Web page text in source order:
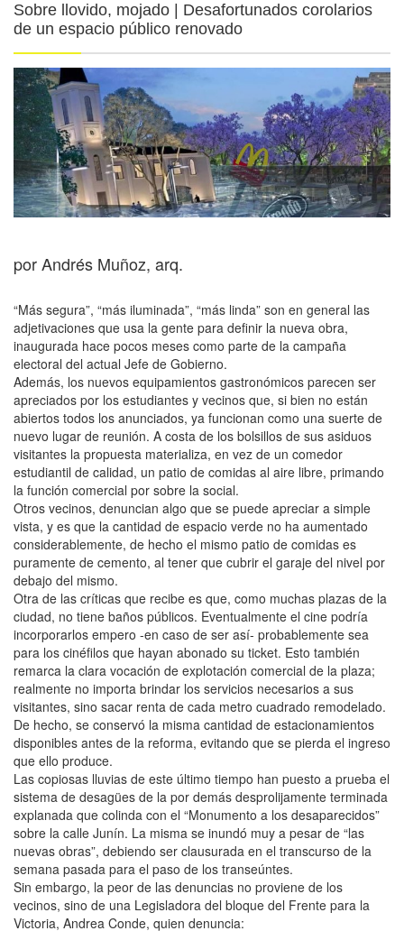
Sobre llovido, mojado | Desafortunados corolarios
de un espacio público renovado
por Andrés Muñoz, arq.
“Más segura”, “más iluminada”, “más linda” son en general las
adjetivaciones que usa la gente para definir la nueva obra,
inaugurada hace pocos meses como parte de la campaña
electoral del actual Jefe de Gobierno.
Además, los nuevos equipamientos gastronómicos parecen ser
apreciados por los estudiantes y vecinos que, si bien no están
abiertos todos los anunciados, ya funcionan como una suerte de
nuevo lugar de reunión. A costa de los bolsillos de sus asiduos
visitantes la propuesta materializa, en vez de un comedor
estudiantil de calidad, un patio de comidas al aire libre, primando
la función comercial por sobre la social.
Otros vecinos, denuncian algo que se puede apreciar a simple
vista, y es que la cantidad de espacio verde no ha aumentado
considerablemente, de hecho el mismo patio de comidas es
puramente de cemento, al tener que cubrir el garaje del nivel por
debajo del mismo.
Otra de las críticas que recibe es que, como muchas plazas de la
ciudad, no tiene baños públicos. Eventualmente el cine podría
incorporarlos empero -en caso de ser así- probablemente sea
para los cinéfilos que hayan abonado su ticket. Esto también
remarca la clara vocación de explotación comercial de la plaza;
realmente no importa brindar los servicios necesarios a sus
visitantes, sino sacar renta de cada metro cuadrado remodelado.
De hecho, se conservó la misma cantidad de estacionamientos
disponibles antes de la reforma, evitando que se pierda el ingreso
que ello produce.
Las copiosas lluvias de este último tiempo han puesto a prueba el
sistema de desagües de la por demás desprolijamente terminada
explanada que colinda con el “Monumento a los desaparecidos”
sobre la calle Junín. La misma se inundó muy a pesar de “las
nuevas obras”, debiendo ser clausurada en el transcurso de la
semana pasada para el paso de los transeúntes.
Sin embargo, la peor de las denuncias no proviene de los
vecinos, sino de una Legisladora del bloque del Frente para la
Victoria, Andrea Conde, quien denuncia: